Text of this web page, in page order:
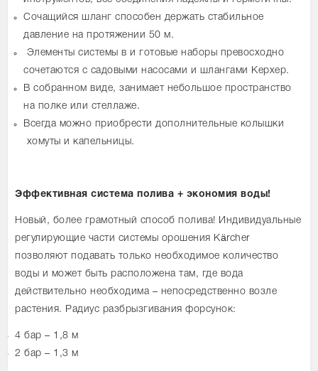
Сочащийся шланг способен держать стабильное
давление на протяжении 50 м.
Элементы системы в и готовые наборы превосходно
сочетаются с садовыми насосами и шлангами Керхер.
В собранном виде, занимает небольшое пространство
на полке или стеллаже.
Всегда можно приобрести дополнительные колышки
хомуты и капельницы.
Эффективная система полива + экономия воды!
Новый, более грамотный способ полива! Индивидуальные
регулирующие части системы орошения Kärcher
позволяют подавать только необходимое количество
воды и может быть расположена там, где вода
действительно необходима – непосредственно возле
растения. Радиус разбрызгивания форсунок:
4 бар – 1,8 м
2 бар – 1,3 м